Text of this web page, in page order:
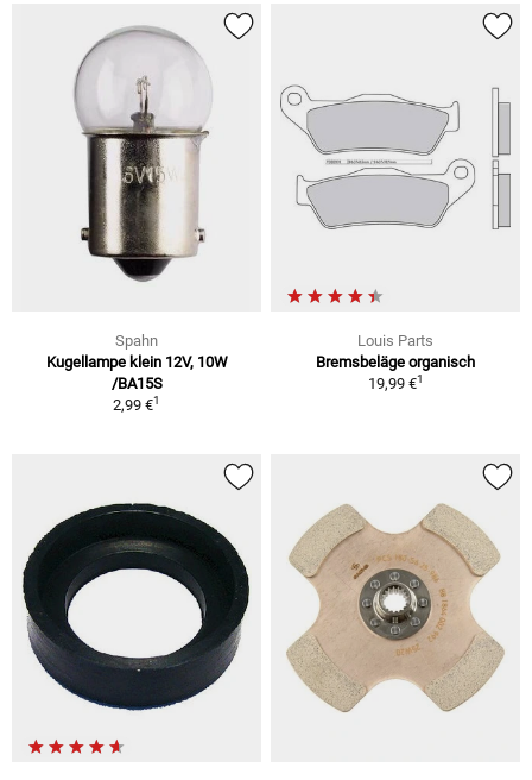
Spahn
Kugellampe klein 12V, 10W
/BA15S
2,99 €1
Louis Parts
Bremsbeläge organisch
19,99 €1